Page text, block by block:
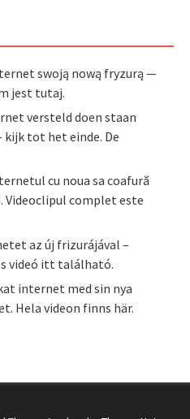
swoją nową fryzurą —
jest tutaj.
versteld doen staan
tot het einde. De
cu noua sa coafură
complet este
az új frizurájával –
videó itt található.
internet med sin nya
Hela videon finns här.